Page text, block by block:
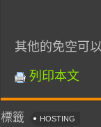
其他的免空可
列印本文
標籤 HOSTING